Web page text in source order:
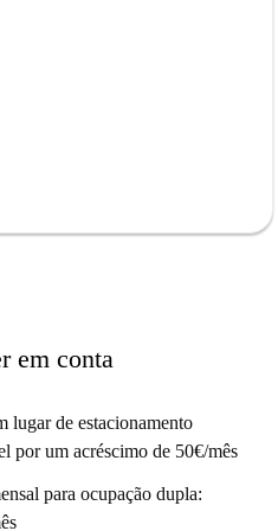
em conta
lugar de estacionamento
por um acréscimo de 50€/mês
para ocupação dupla: